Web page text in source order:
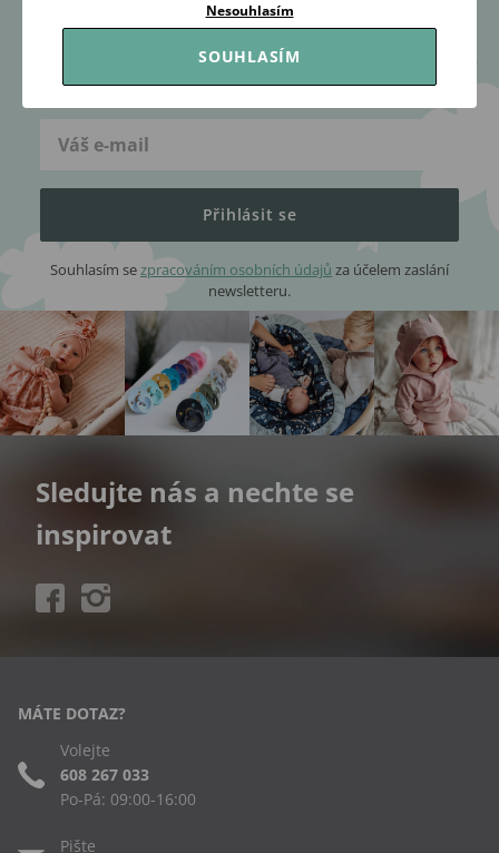
Dostaňte veškeré cenné tipy a rady včas a přímo do
e-mailu
Přihlásit se
Souhlasím sezpracováním osobních údajů za účelem zaslání
newsletteru.
Sledujte nás a nechte se
inspirovat
MÁTE DOTAZ?
Volejte
608 267 033
Po-Pá: 09:00-16:00
Pište
Nesouhlasím
SOUHLASÍM